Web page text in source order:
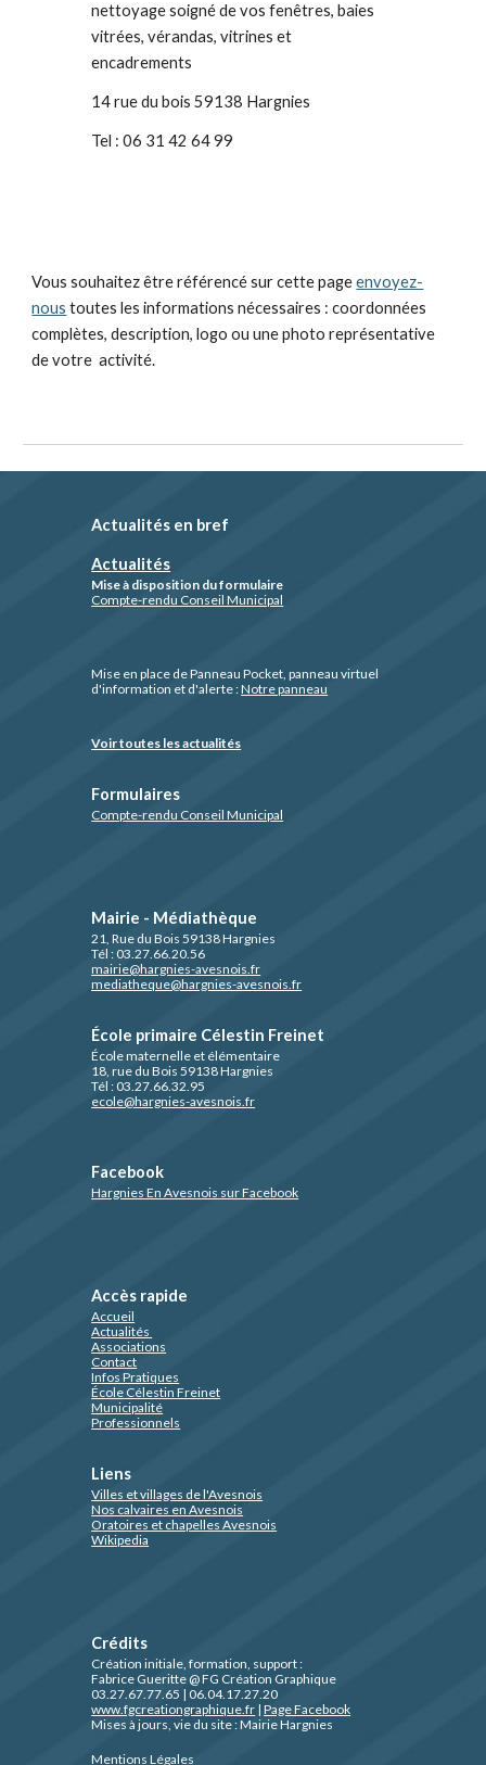
nettoyage soigné de vos fenêtres, baies
vitrées, vérandas, vitrines et
encadrements
14 rue du bois 59138 Hargnies
Tel : 06 31 42 64 99
Vous souhaitez être référencé sur cette pageenvoyez-
nous toutes les informations nécessaires : coordonnées
complètes, description, logo ou une photo représentative
de votre activité.
Actualités en bref
Actualités
Mise à disposition du formulaire
Compte-rendu Conseil Municipal
Mise en place de Panneau Pocket, panneau virtuel
d'information et d'alerte :Notre panneau
Voir toutes les actualités
Formulaires
Compte-rendu Conseil Municipal
Mairie - Médiathèque
21, Rue du Bois 59138 Hargnies
Tél : 03.27.66.20.56
mairie@hargnies-avesnois.fr
mediatheque@hargnies-avesnois.fr
École primaire Célestin Freinet
École maternelle et élémentaire
18, rue du Bois 59138 Hargnies
Tél : 03.27.66.32.95
ecole@hargnies-avesnois.fr
Facebook
Hargnies En Avesnois sur Facebook
Accès rapide
Accueil
Actualités
Associations
Contact
Infos Pratiques
École Célestin Freinet
Municipalité
Professionnels
Liens
Villes et villages de l'Avesnois
Nos calvaires en Avesnois
Oratoires et chapelles Avesnois
Wikipedia
Crédits
Création initiale, formation, support :
Fabrice Gueritte @ FG Création Graphique
03.27.67.77.65 | 06.04.17.27.20
www.fgcreationgraphique.fr |Page Facebook
Mises à jours, vie du site : Mairie Hargnies
Mentions Légales